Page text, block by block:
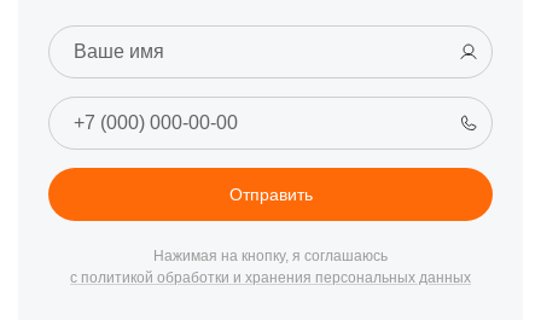
Отправить
Нажимая на кнопку, я соглашаюсь
с политикой обработки и хранения персональных данных